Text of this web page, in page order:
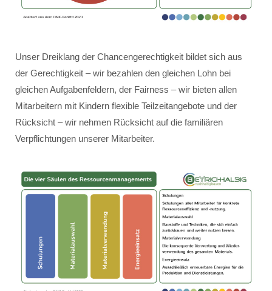
Unser Dreiklang der Chancengerechtigkeit bildet sich aus
der Gerechtigkeit – wir bezahlen den gleichen Lohn bei
gleichen Aufgabenfeldern, der Fairness – wir bieten allen
Mitarbeitern mit Kindern flexible Teilzeitangebote und der
Rücksicht – wir nehmen Rücksicht auf die familiären
Verpflichtungen unserer Mitarbeiter.